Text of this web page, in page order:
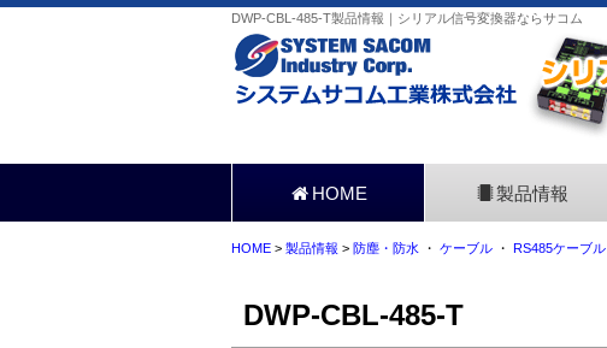
DWP-CBL-485-T製品情報｜シリアル信号変換器ならサコム
HOME 製品情報
HOME > 製品情報 > 防塵・防水 ・ ケーブル ・ RS485ケーブル
DWP-CBL-485-T